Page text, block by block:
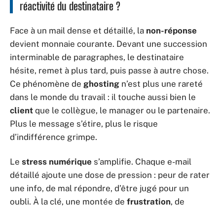
réactivité du destinataire ?
Face à un mail dense et détaillé, la non-réponse
devient monnaie courante. Devant une succession
interminable de paragraphes, le destinataire
hésite, remet à plus tard, puis passe à autre chose.
Ce phénomène de ghosting n’est plus une rareté
dans le monde du travail : il touche aussi bien le
client que le collègue, le manager ou le partenaire.
Plus le message s’étire, plus le risque
d’indifférence grimpe.
Le stress numérique s’amplifie. Chaque e-mail
détaillé ajoute une dose de pression : peur de rater
une info, de mal répondre, d’être jugé pour un
oubli. À la clé, une montée de frustration, de